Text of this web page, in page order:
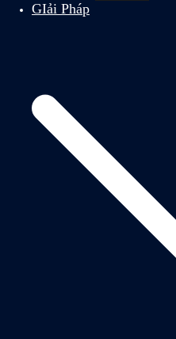
GIải Pháp